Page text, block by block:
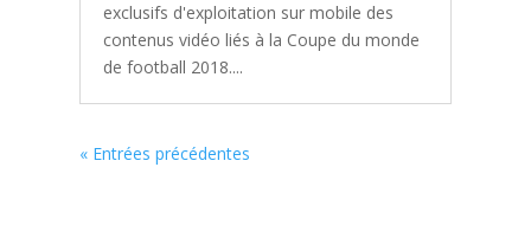
exclusifs d'exploitation sur mobile des
contenus vidéo liés à la Coupe du monde
de football 2018....
« Entrées précédentes